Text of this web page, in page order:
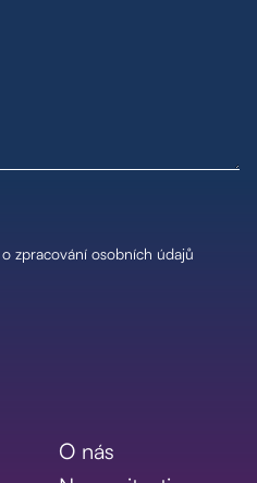
zpracování osobních údajů
O nás